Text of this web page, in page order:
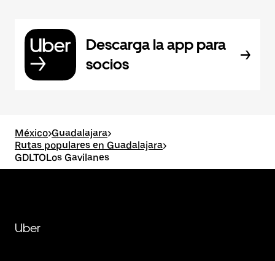
Descarga la app para
socios
México>Guadalajara>
Rutas populares en Guadalajara>
GDLTOLos Gavilanes
Uber